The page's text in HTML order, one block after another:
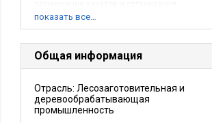
распространения сувенирной продукции
презентаций для ключевых клиентов
компании, - организация участия компании
в крупнейших строительных и мебельных
выставках.
Кроностар (г. Шарья, Костромская область)
– крупнейший инвестиционный проект в
области деревообработки в России.
показать все…
Общая информация
Отрасль: Лесозаготовительная и
деревообрабатывающая
промышленность